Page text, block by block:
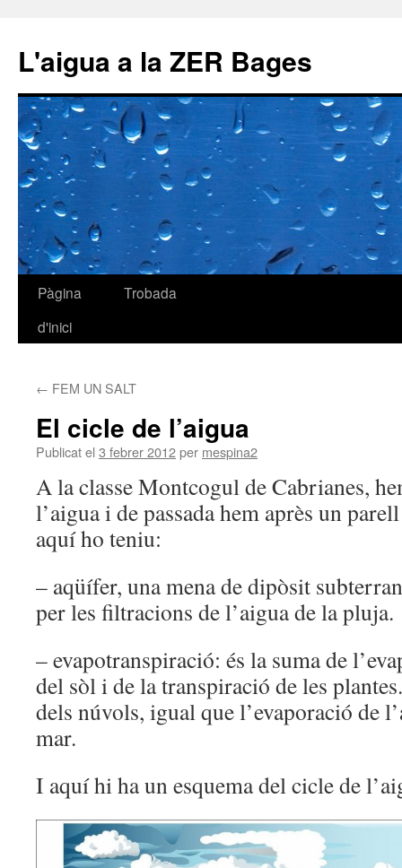
L'aigua a la ZER Bages
Vés
Pàgina
d'inici
Trobada
← FEM UN SALT
El cicle de l’aigua
Publicat el 3 febrer 2012per mespina2
A la classe Montcogul de Cabrianes,
l’aigua i de passada hem après un
aquí ho teniu:
– aqüífer, una mena de dipòsit
per les filtracions de l’aigua de la pluja.
– evapotranspiració: és la suma de
del sòl i de la transpiració de les
dels núvols, igual que l’evaporació de
mar.
I aquí hi ha un esquema del cicle de